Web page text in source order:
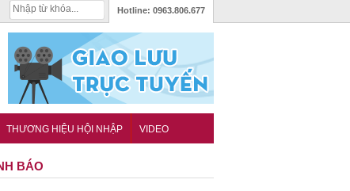
Hotline: 0963.806.677
THƯƠNG HIỆU HỘI NHẬP VIDEO
BÁO